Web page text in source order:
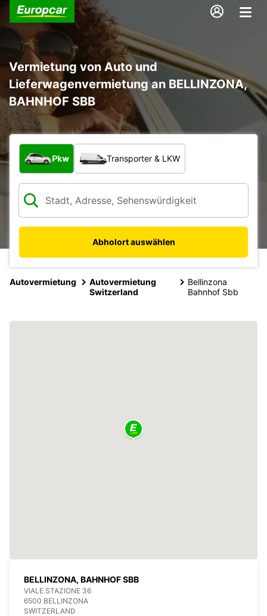
Vermietung von Auto und
Lieferwagenvermietung an BELLINZONA,
BAHNHOF SBB
Welche Art von Fahrzeug?
Pkw Transporter & LKW
Abholort auswählen
Autovermietung
Autovermietung
Switzerland
Bellinzona
Bahnhof Sbb
BELLINZONA, BAHNHOF SBB
VIALE STAZIONE 36
6500 BELLINZONA
SWITZERLAND